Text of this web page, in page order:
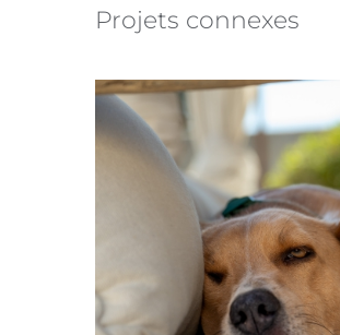
Projets connexes